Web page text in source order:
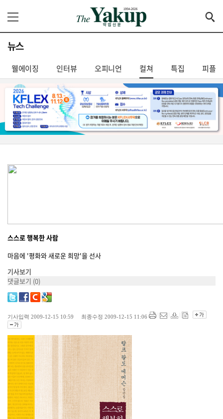
뉴스
웰에이징 인터뷰 오피니언 컬쳐 특집 피플
스스로 행복한 사람
마음에 '평화와 새로운 희망'을 선사
기사보기
댓글보기 (0)
기사입력 2009-12-15 10:59 최종수정 2009-12-15 11:06